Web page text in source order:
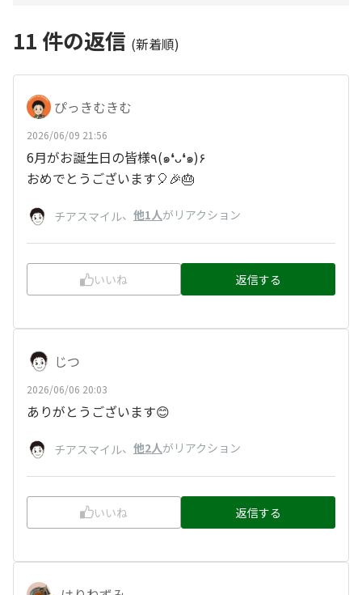
11 件の返信 (新着順)
ぴっきむきむ
2026/06/09 21:56
6月がお誕生日の皆様٩(๑❛ᴗ❛๑)۶
おめでとうございます🎈🎉🎂
チアスマイル、 他1人がリアクション
いいね 返信する
じつ
2026/06/06 20:03
ありがとうございます😊
チアスマイル、 他2人がリアクション
いいね 返信する